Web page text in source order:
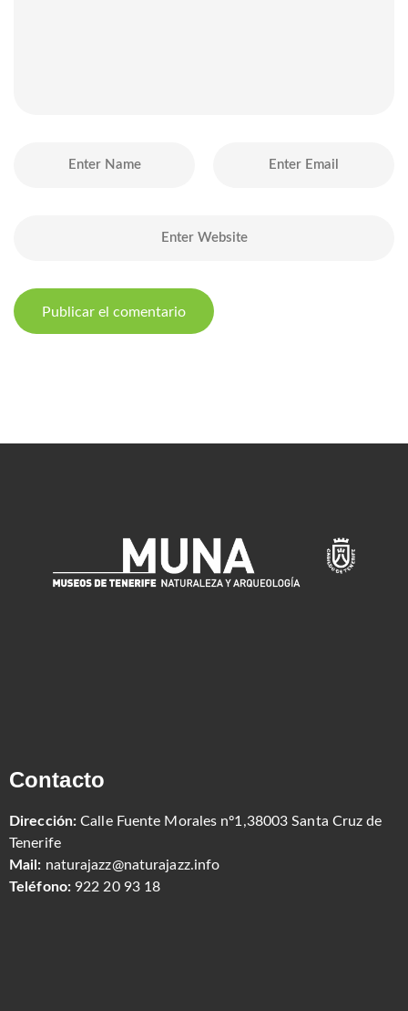
Contacto
Dirección: Calle Fuente Morales nº1,38003 Santa Cruz de
Tenerife
Mail: naturajazz@naturajazz.info
Teléfono: 922 20 93 18